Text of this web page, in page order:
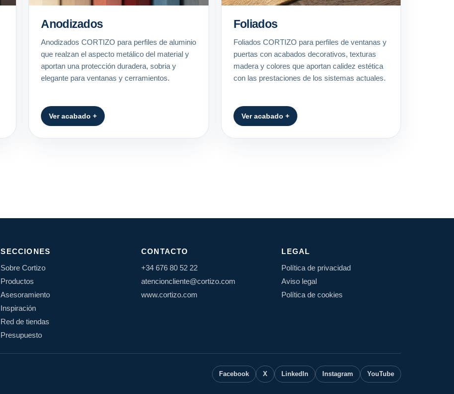
Anodizados
Anodizados CORTIZO para perfiles de aluminio
que realzan el aspecto metálico del material y
aportan una protección duradera, sobria y
elegante para ventanas y cerramientos.
Ver acabado +
Foliados
Foliados CORTIZO para perfiles de ventanas y
puertas con acabados decorativos, texturas
madera y colores que aportan calidez estética
con las prestaciones de los sistemas actuales.
Ver acabado +
SECCIONES
Sobre Cortizo
Productos
Asesoramiento
Inspiración
Red de tiendas
Presupuesto
CONTACTO
+34 676 80 52 22
atencioncliente@cortizo.com
www.cortizo.com
LEGAL
Política de privacidad
Aviso legal
Política de cookies
Facebook X LinkedIn Instagram YouTube